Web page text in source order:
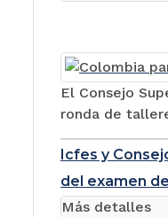
El Consejo
ronda de
Icfes y
del examen
Más detalles